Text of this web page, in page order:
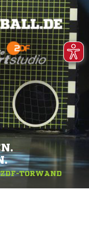
TORWAND